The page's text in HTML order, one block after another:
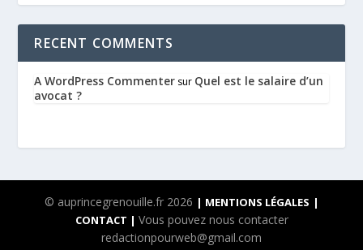
RECENT COMMENTS
A WordPress Commenter sur Quel est le salaire d’un
avocat ?
© auprincegrenouille.fr 2026 | MENTIONS LÉGALES |
CONTACT | Vous pouvez nous contacter
redactionpourweb@gmail.com